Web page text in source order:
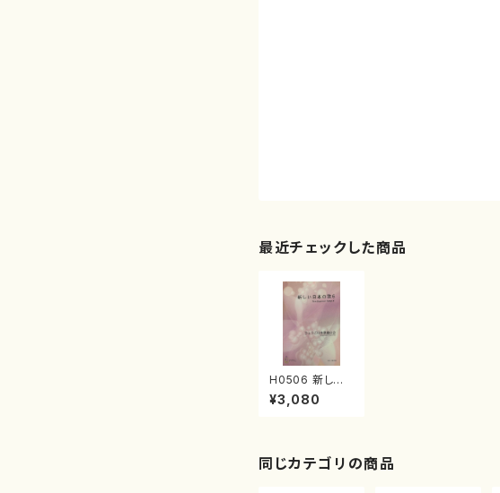
最近チェックした商品
H0506 新しい
日本の歌 6（歌
曲/ひょうご日本
淳子、古瀬徳雄、
高橋正道、下村
¥3,080
同じカテゴリの商品